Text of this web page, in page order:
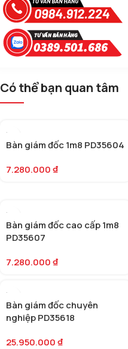
Có thể bạn quan tâm
Bàn giám đốc 1m8 PD35604
7.280.000₫
Bàn giám đốc cao cấp 1m8
PD35607
7.280.000₫
Bàn giám đốc chuyên
nghiệp PD35618
25.950.000₫